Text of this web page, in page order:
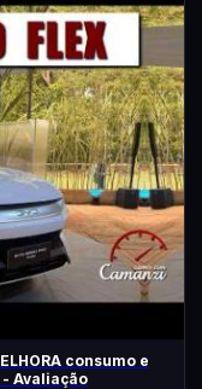
consumo e
Avaliação